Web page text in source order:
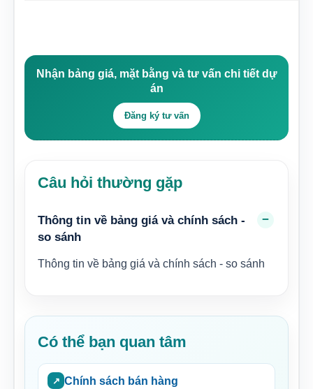
Nhận bảng giá, mặt bằng và tư vấn chi tiết dự
án
Đăng ký tư vấn
Câu hỏi thường gặp
Thông tin về bảng giá và chính sách -
so sánh
Thông tin về bảng giá và chính sách - so sánh
Có thể bạn quan tâm
Chính sách bán hàng